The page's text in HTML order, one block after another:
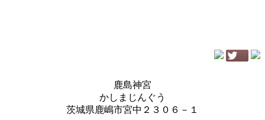
鹿島神宮
かしまじんぐう
茨城県鹿嶋市宮中２３０６－１